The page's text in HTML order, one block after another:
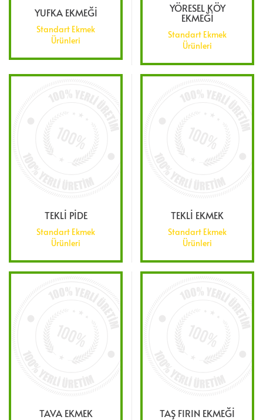
YUFKA EKMEĞİ
Standart Ekmek
Ürünleri
YÖRESEL KÖY
EKMEĞİ
Standart Ekmek
Ürünleri
TEKLİ PİDE
Standart Ekmek
Ürünleri
TEKLİ EKMEK
Standart Ekmek
Ürünleri
TAVA EKMEK TAŞ FIRIN EKMEĞİ